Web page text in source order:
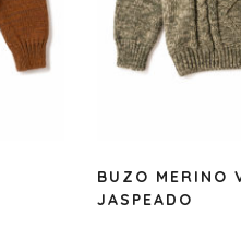
BUZO MERINO
JASPEADO